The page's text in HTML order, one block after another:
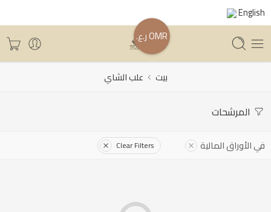
English
بيت علب الشاي
المرشحات
في الأوراق المالية Clear Filters
OMR ر.ع.